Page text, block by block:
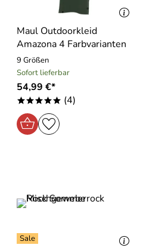
Maul Outdoorkleid
Amazona 4 Farbvarianten
9 Größen
Sofort lieferbar
54,99 €*
***** (4)